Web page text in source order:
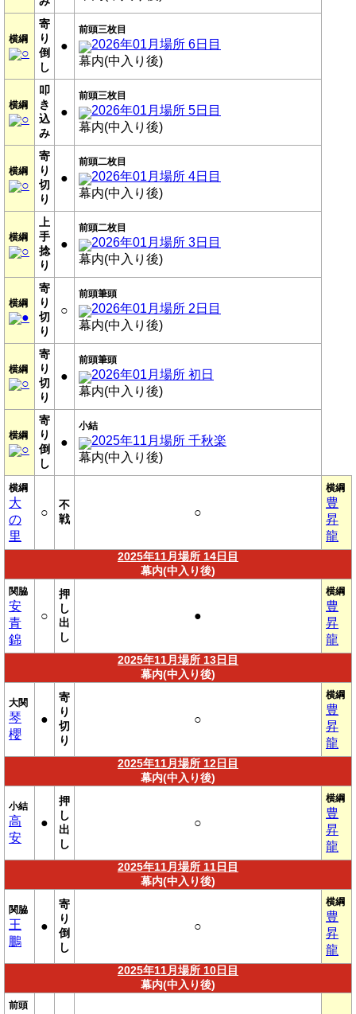
横綱
○
寄
り
倒
し
●
前頭三枚目
2026年01月場所 6日目
幕内(中入り後)
横綱
○
叩
き
込
み
●
前頭三枚目
2026年01月場所 5日目
幕内(中入り後)
横綱
○
寄
り
切
り
●
前頭二枚目
2026年01月場所 4日目
幕内(中入り後)
横綱
○
上
手
捻
り
●
前頭二枚目
2026年01月場所 3日目
幕内(中入り後)
横綱
●
寄
り
切
り
○
前頭筆頭
2026年01月場所 2日目
幕内(中入り後)
横綱
○
寄
り
切
り
●
前頭筆頭
2026年01月場所 初日
幕内(中入り後)
横綱
○
寄
り
倒
し
●
小結
2025年11月場所 千秋楽
幕内(中入り後)
横綱
大
の
里
○
不
戦
○
横綱
豊
昇
龍
2025年11月場所 14日目
幕内(中入り後)
関脇
安
青
錦
○
押
し
出
し
●
横綱
豊
昇
龍
2025年11月場所 13日目
幕内(中入り後)
大関
琴
櫻
●
寄
り
切
り
○
横綱
豊
昇
龍
2025年11月場所 12日目
幕内(中入り後)
小結
高
安
●
押
し
出
し
○
横綱
豊
昇
龍
2025年11月場所 11日目
幕内(中入り後)
関脇
王
鵬
●
寄
り
倒
し
○
横綱
豊
昇
龍
2025年11月場所 10日目
幕内(中入り後)
前頭